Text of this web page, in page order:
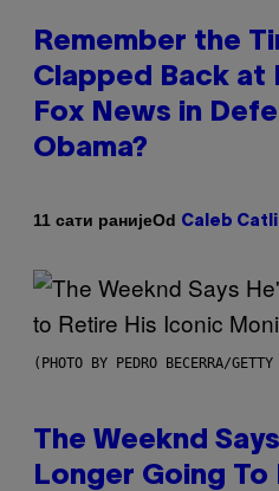
Remember the
Clapped Back at
Fox News in
Obama?
11 сати ранијеOd Caleb
(PHOTO BY PEDRO BECERRA/
The Weeknd
Longer Going To